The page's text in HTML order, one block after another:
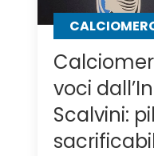
voci
Scalvini: